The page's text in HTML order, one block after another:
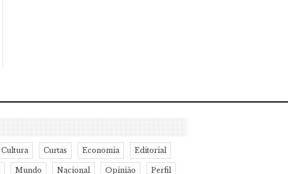
Cultura Curtas Economia Editorial
Mundo Nacional Opinião Perfil